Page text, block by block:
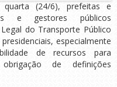
quarta (24/6), prefeitas e
e gestores públicos
do Transporte Público
especialmente
de recursos para
de definições